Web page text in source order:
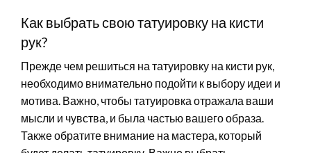
Как выбрать свою татуировку на кисти
рук?
Прежде чем решиться на татуировку на кисти рук,
необходимо внимательно подойти к выбору идеи и
мотива. Важно, чтобы татуировка отражала ваши
мысли и чувства, и была частью вашего образа.
Также обратите внимание на мастера, который